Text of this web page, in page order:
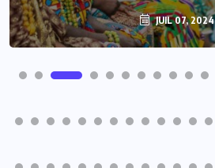
JUIL 07, 2024